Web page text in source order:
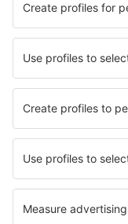
Samostreli